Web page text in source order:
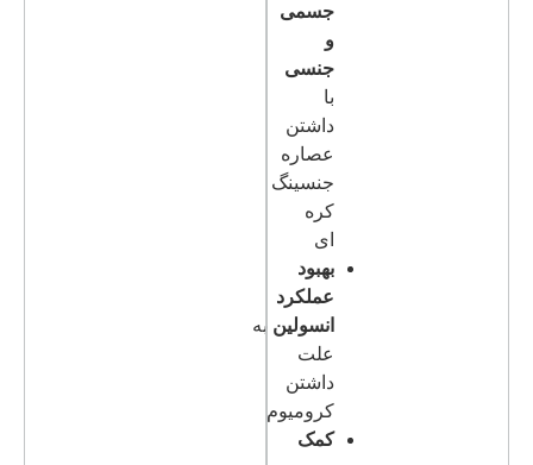
جسمی
و
جنسی
با
داشتن
عصاره
جنسینگ
کره
ای
بهبود
عملکرد
انسولین به
علت
داشتن
کرومیوم
کمک